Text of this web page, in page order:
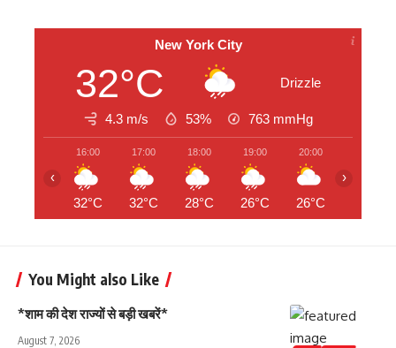
New York City
32°C Drizzle
4.3 m/s 53% 763 mmHg
16:00
32°C
17:00
32°C
18:00
28°C
19:00
26°C
20:00
26°C
‹ ›
You Might also Like
*शाम की देश राज्यों से बड़ी खबरें*
August 7, 2026